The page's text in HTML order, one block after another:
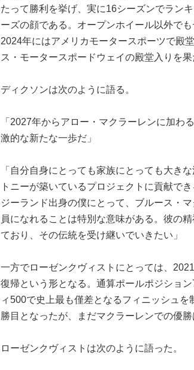
たって勝利を挙げ、実に16シーズンでラン
ーズの顔である。オープンホイール以外で
2024年にはアメリカモータースポーツで殿
ス・モータースポードウェイの殿堂入りを果
ディクソンは次のように語る。
「2027年からアロー・マクラーレンに加わ
激的な新たな一歩だ」
「自分自身にとっても家族にとっても大き
トニーが築いているプロジェクトに貢献で
ジーランド出身の僕にとって、ブルース・
員になれることは特別な意味がある。彼の
ており、その伝統を受け継いでいきたい」
一方でローゼンクヴィストにとっては、
復帰という形となる。通算ポールポジショ
ィ500で史上最も僅差となるフィニッシュ
勝目となったが、まだマクラーレンでの優勝
ローゼンクヴィストは次のように語った。